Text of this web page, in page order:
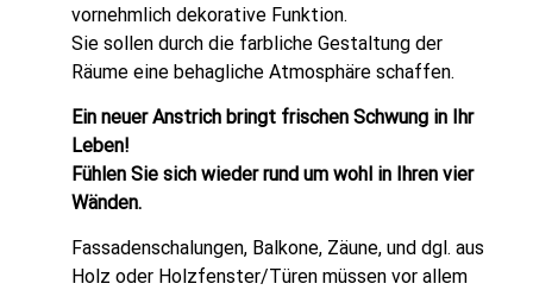
vornehmlich dekorative Funktion.
Sie sollen durch die farbliche Gestaltung der
Räume eine behagliche Atmosphäre schaffen.
Ein neuer Anstrich bringt frischen Schwung in Ihr
Leben!
Fühlen Sie sich wieder rund um wohl in Ihren vier
Wänden.
Fassadenschalungen, Balkone, Zäune, und dgl. aus
Holz oder Holzfenster/Türen müssen vor allem